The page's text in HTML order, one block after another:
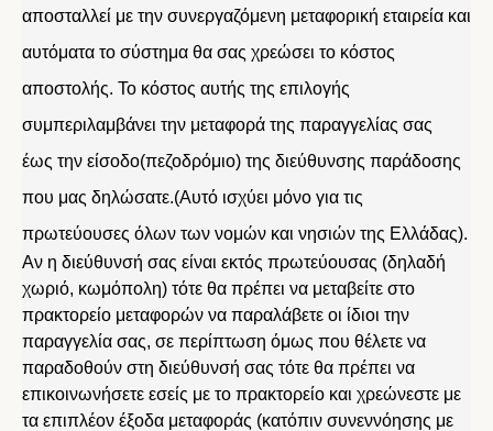
αποσταλλεί με την συνεργαζόμενη μεταφορική εταιρεία και
αυτόματα το σύστημα θα σας χρεώσει το κόστος
αποστολής. Το κόστος αυτής της επιλογής
συμπεριλαμβάνει την μεταφορά της παραγγελίας σας
έως την είσοδο(πεζοδρόμιο) της διεύθυνσης παράδοσης
που μας δηλώσατε.(Αυτό ισχύει μόνο για τις
πρωτεύουσες όλων των νομών και νησιών της Ελλάδας).
Αν η διεύθυνσή σας είναι εκτός πρωτεύουσας (δηλαδή
χωριό, κωμόπολη) τότε θα πρέπει να μεταβείτε στο
πρακτορείο μεταφορών να παραλάβετε οι ίδιοι την
παραγγελία σας, σε περίπτωση όμως που θέλετε να
παραδοθούν στη διεύθυνσή σας τότε θα πρέπει να
επικοινωνήσετε εσείς με το πρακτορείο και χρεώνεστε με
τα επιπλέον έξοδα μεταφοράς (κατόπιν συνεννόησης με